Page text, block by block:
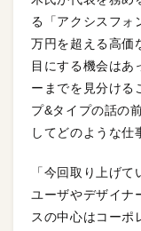
る「アクシスフォ
万円を超える高価
目にする機会はあ
ーまでを見分ける
プ&タイプの話の
してどのような仕
「今回取り上げ
ユーザやデザイナ
スの中心はコーポ